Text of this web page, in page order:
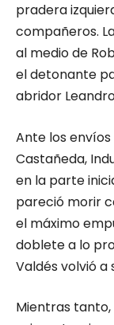
pradera
compañeros.
al medio de
el detonante
abridor
Ante los
Castañeda,
en la parte
pareció morir
el máximo
doblete a lo
Valdés volvió a
Mientras